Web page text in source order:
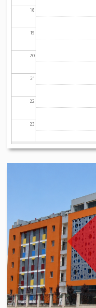
18
19
20
21
22
23